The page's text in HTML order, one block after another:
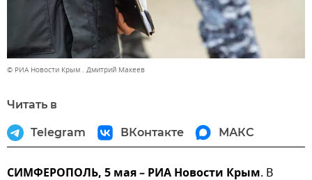
© РИА Новости Крым . Дмитрий Макеев
Читать в
Telegram ВКонтакте МАКС
СИМФЕРОПОЛЬ, 5 мая – РИА Новости Крым. В